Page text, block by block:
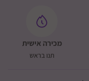
מכירה אישית
תנו בראש